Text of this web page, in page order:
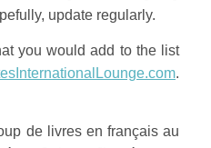
update regularly.
you would add to the list
.
de livres en français au